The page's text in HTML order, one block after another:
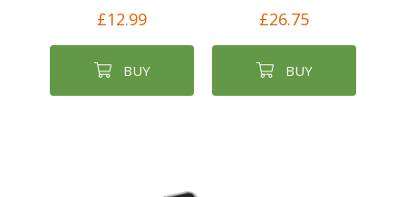
£12.99
BUY
£26.75
BUY